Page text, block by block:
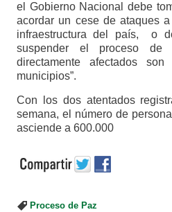
el Gobierno Nacional debe
acordar un cese de ataques
infraestructura del país, o
suspender el proceso
directamente afectados
municipios”.
Con los dos atentados
semana, el número de
asciende a 600.000
Proceso de Paz